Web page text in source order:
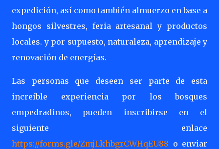
expedición, así como también almuerzo en base a
hongos silvestres, feria artesanal y productos
locales. y por supuesto, naturaleza, aprendizaje y
renovación de energías.
Las personas que deseen ser parte de esta
increíble experiencia por los bosques
empedradinos, pueden inscribirse en el
siguiente enlace
https://forms.gle/ZmjLkhbgrCWHqEU88 o enviar